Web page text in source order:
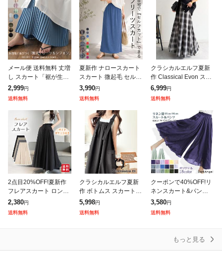
メール便 送料無料 丈増
し スカート「裾が生ま
れ変わる」 シフォン ペ
チコート ペチスカート
ペチコートスカート ロ
ングスカート
2,999円
送料無料
夏新作 ナロースカート
スカート 微起毛 セルフ
カット プリーツ ロング
丈 タイト ウエストゴム
レディース [郵3]^b488
3,990円
送料無料
クラシカルエルフ夏新
作 Classical Evon スカ
ート ロング マキシ丈
ボトムス レディース オ
ンブレチェック マーメ
6,999円
送料無料
2点目20%OFF!夏新作
フレアスカート ロング
スカート ミモレスカー
ト レディース 裏地なし
ハイウエスト ウエスト
2,380円
送料無料
クラシカルエルフ夏新
作 ボトムス スカート
レディース 着回し自在
リネンライク素材 胸元
ギャザー ポケット Aラ
5,998円
送料無料
クーポンで40%OFF!リ
ネンスカート&パンツ
フレアスカート ワイド
パンツ ラップパンツ ラ
ップスカート レディー
3,580円
送料無料
もっと見る